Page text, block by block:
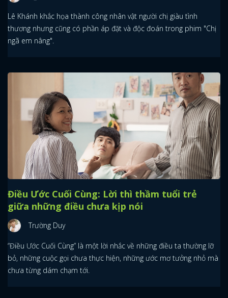
Lê Khánh khắc họa thành công nhân vật người chị giàu tình
thương nhưng cũng có phần áp đặt và độc đoán trong phim "Chị
ngã em nâng".
Điều Ước Cuối Cùng: Lời thì thầm tuổi trẻ
giữa những điều chưa kịp nói
Trường Duy
“Điều Ước Cuối Cùng” là một lời nhắc về những điều ta thường lỡ
bỏ, những cuộc gọi chưa thực hiện, những ước mơ tưởng nhỏ mà
chưa từng dám chạm tới.